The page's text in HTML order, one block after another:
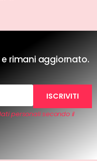
rimani aggiornato.
personali secondo il